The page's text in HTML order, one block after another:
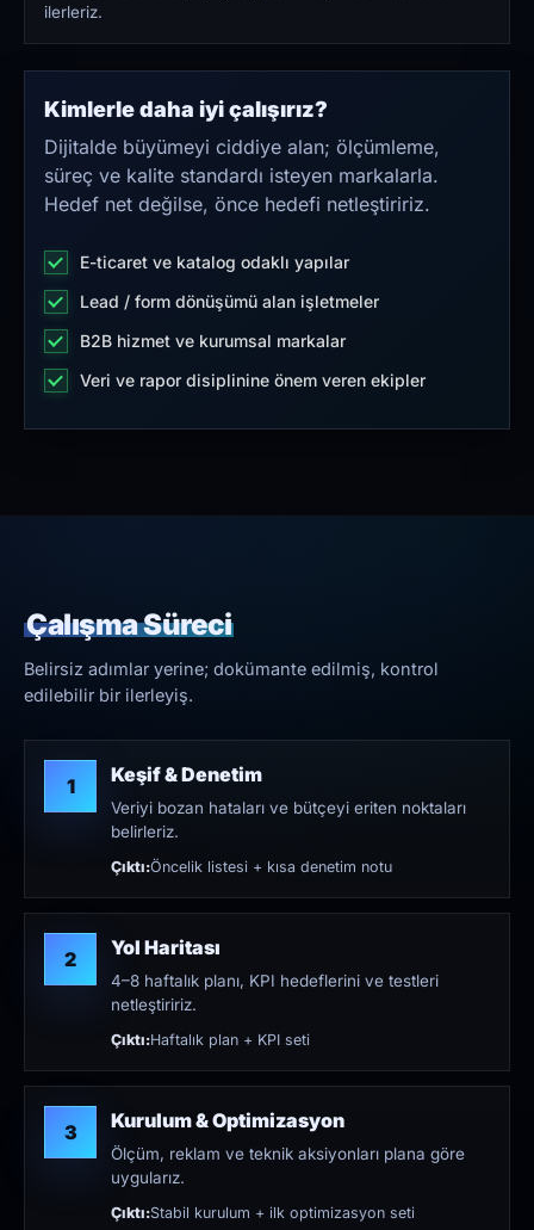
ilerleriz.
Kimlerle daha iyi çalışırız?
Dijitalde büyümeyi ciddiye alan; ölçümleme,
süreç ve kalite standardı isteyen markalarla.
Hedef net değilse, önce hedefi netleştiririz.
E-ticaret ve katalog odaklı yapılar
Lead / form dönüşümü alan işletmeler
B2B hizmet ve kurumsal markalar
Veri ve rapor disiplinine önem veren ekipler
Çalışma Süreci
Belirsiz adımlar yerine; dokümante edilmiş, kontrol
edilebilir bir ilerleyiş.
1 Keşif & Denetim
Veriyi bozan hataları ve bütçeyi eriten noktaları
belirleriz.
Çıktı:Öncelik listesi + kısa denetim notu
2 Yol Haritası
4–8 haftalık planı, KPI hedeflerini ve testleri
netleştiririz.
Çıktı:Haftalık plan + KPI seti
3 Kurulum & Optimizasyon
Ölçüm, reklam ve teknik aksiyonları plana göre
uygularız.
Çıktı:Stabil kurulum + ilk optimizasyon seti